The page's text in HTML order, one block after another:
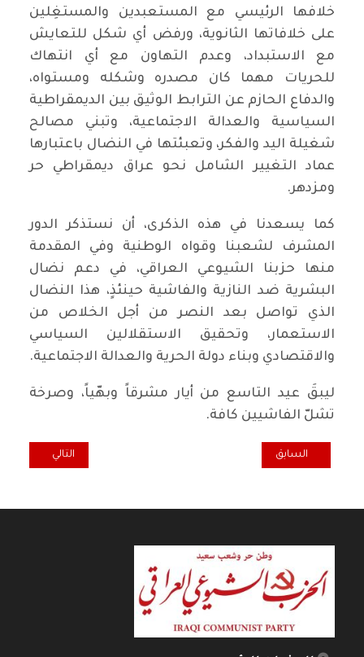
خلافها الرئيسي مع المستعبدين والمستغِلين
على خلافاتها الثانوية، ورفض أي شكل للتعايش
مع الاستبداد، وعدم التهاون مع أي انتهاك
للحريات مهما كان مصدره وشكله ومستواه،
والدفاع الحازم عن الترابط الوثيق بين الديمقراطية
السياسية والعدالة الاجتماعية، وتبني مصالح
شغيلة اليد والفكر، وتعبئتها في النضال باعتبارها
عماد التغيير الشامل نحو عراق ديمقراطي حر
ومزدهر.
كما يسعدنا في هذه الذكرى، أن نستذكر الدور
المشرف لشعبنا وقواه الوطنية وفي المقدمة
منها حزبنا الشيوعي العراقي، في دعم نضال
البشرية ضد النازية والفاشية حينئذٍ، هذا النضال
الذي تواصل بعد النصر من أجل الخلاص من
الاستعمار، وتحقيق الاستقلالين السياسي
والاقتصادي وبناء دولة الحرية والعدالة الاجتماعية.
ليبقَ عيد التاسع من أيار مشرقاً وبهّياً، وصرخة
تشلّ الفاشيين كافة.
المقال السابق: المحرر السياسي لطريق الشعب: نكبة فلسطين الجرح
السابق المقال التالي:
التالي